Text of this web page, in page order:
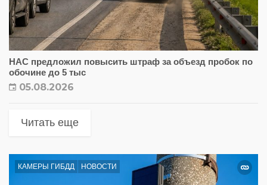
НАС предложил повысить штраф за объезд пробок по
обочине до 5 тыс
05.08.2026
Читать еще
КАМЕРЫ ГИБДД НОВОСТИ